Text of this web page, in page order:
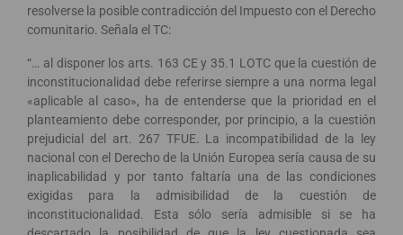
resolverse la posible contradicción del Impuesto con el Derecho
comunitario. Señala el TC:
“… al disponer los arts. 163 CE y 35.1 LOTC que la cuestión de
inconstitucionalidad debe referirse siempre a una norma legal
«aplicable al caso», ha de entenderse que la prioridad en el
planteamiento debe corresponder, por principio, a la cuestión
prejudicial del art. 267 TFUE. La incompatibilidad de la ley
nacional con el Derecho de la Unión Europea sería causa de su
inaplicabilidad y por tanto faltaría una de las condiciones
exigidas para la admisibilidad de la cuestión de
inconstitucionalidad. Esta sólo sería admisible si se ha